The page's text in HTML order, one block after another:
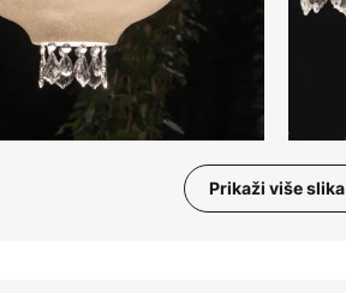
Prikaži više slika